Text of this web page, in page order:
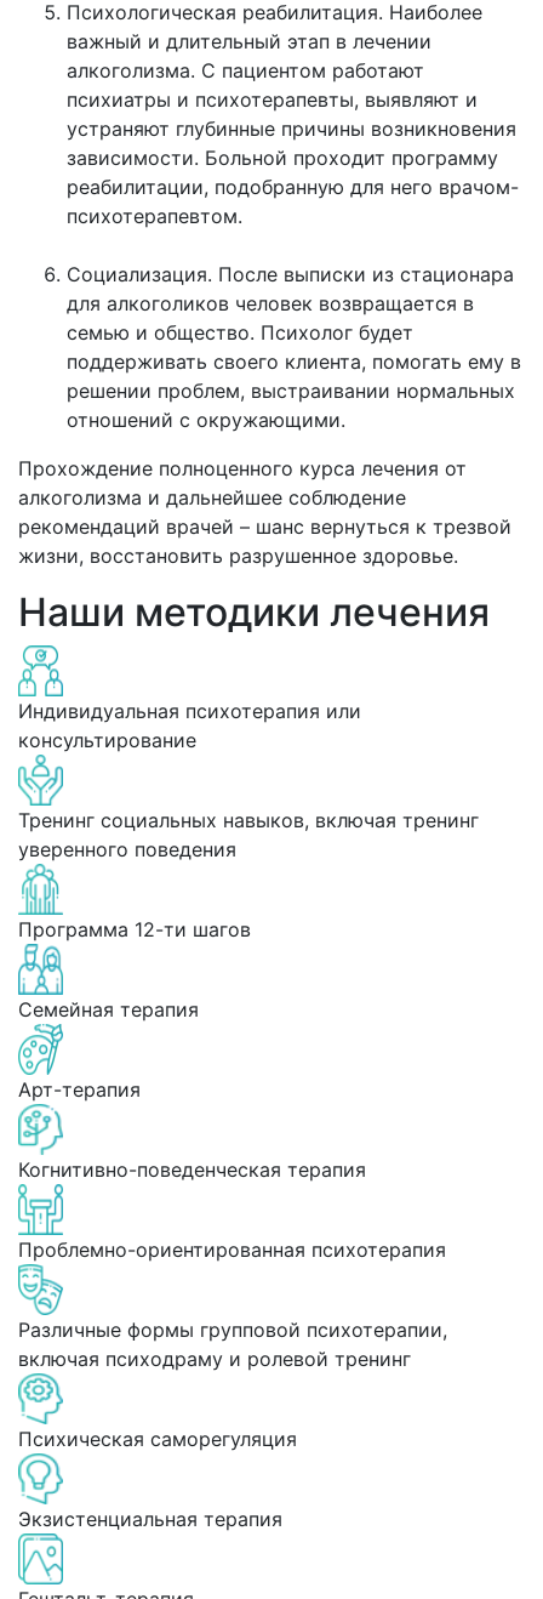
Психологическая реабилитация. Наиболее
важный и длительный этап в лечении
алкоголизма. С пациентом работают
психиатры и психотерапевты, выявляют и
устраняют глубинные причины возникновения
зависимости. Больной проходит программу
реабилитации, подобранную для него врачом-
психотерапевтом.
Социализация. После выписки из стационара
для алкоголиков человек возвращается в
семью и общество. Психолог будет
поддерживать своего клиента, помогать ему в
решении проблем, выстраивании нормальных
отношений с окружающими.
Прохождение полноценного курса лечения от
алкоголизма и дальнейшее соблюдение
рекомендаций врачей – шанс вернуться к трезвой
жизни, восстановить разрушенное здоровье.
Наши методики лечения
Индивидуальная психотерапия или
консультирование
Тренинг социальных навыков, включая тренинг
уверенного поведения
Программа 12-ти шагов
Семейная терапия
Арт-терапия
Когнитивно-поведенческая терапия
Проблемно-ориентированная психотерапия
Различные формы групповой психотерапии,
включая психодраму и ролевой тренинг
Психическая саморегуляция
Экзистенциальная терапия